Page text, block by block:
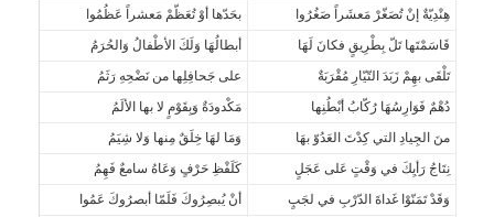
هِنْدِيّةٌ إنْ تُصَغّرْ مَعشَراً صَغُرُوا
بحَدّها أوْ تُعَظّمْ مَعشراً عَظُمُوا
قَاسَمْتَها تَلّ بِطْرِيقٍ فكانَ لَهَا
أبطالُهَا وَلَكَ الأطْفالُ وَالحُرَمُ
تَلْقَى بهِمْ زَبَدَ التّيّارِ مُقْرَبَةٌ
على جَحافِلِها من نَضْحِهِ رَثَمُ
دُهْمٌ فَوَارِسُهَا رُكّابُ أبْطُنِها
مَكْدودَةٌ وَبِقَوْمٍ لا بها الألَمُ
منَ الجِيادِ التي كِدْتَ العَدُوّ بهَا
وَمَا لهَا خِلَقٌ مِنها وَلا شِيَمُ
نِتَاجُ رَأيِكَ في وَقْتٍ عَلى عَجَلٍ
كَلَفْظِ حَرْفٍ وَعَاهُ سامعٌ فَهِمُ
وَقَدْ تَمَنّوْا غَداةَ الدّرْبِ في لجَبٍ
أنْ يُبصِرُوكَ فَلَمّا أبصرُوكَ عَمُوا